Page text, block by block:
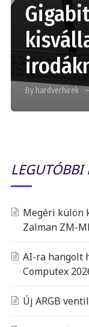
By hardverhirek
LEGUTÓBBI
Megéri külön
Zalman ZM-
AI-ra hangolt
Computex
Új ARGB